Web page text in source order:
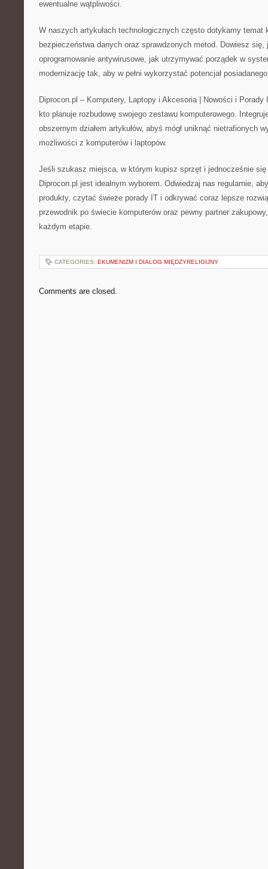
ewentualne wątpliwości.
W naszych artykułach technologicznych często dotykamy temat
bezpieczeństwa danych oraz sprawdzonych metod. Dowiesz się,
oprogramowanie antywirusowe, jak utrzymywać porządek w
modernizację tak, aby w pełni wykorzystać potencjał
Diprocon.pl – Komputery, Laptopy i Akcesoria | Nowości i
kto planuje rozbudowę swojego zestawu komputerowego.
obszernym działem artykułów, abyś mógł uniknąć nietrafionych
możliwości z komputerów i laptopów.
Jeśli szukasz miejsca, w którym kupisz sprzęt i jednocześnie
Diprocon.pl jest idealnym wyborem. Odwiedzaj nas regularnie,
produkty, czytać świeże porady IT i odkrywać coraz lepsze
przewodnik po świecie komputerów oraz pewny partner
każdym etapie.
CATEGORIES: EKUMENIZM I DIALOG MIĘDZYRELIGIJNY
Comments are closed.